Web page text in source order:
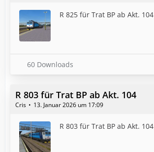
R 825 für Trat BP ab Akt. 104
60 Downloads
R 803 für Trat BP ab Akt. 104
Cris 13. Januar 2026 um 17:09
R 803 für Trat BP ab Akt. 104